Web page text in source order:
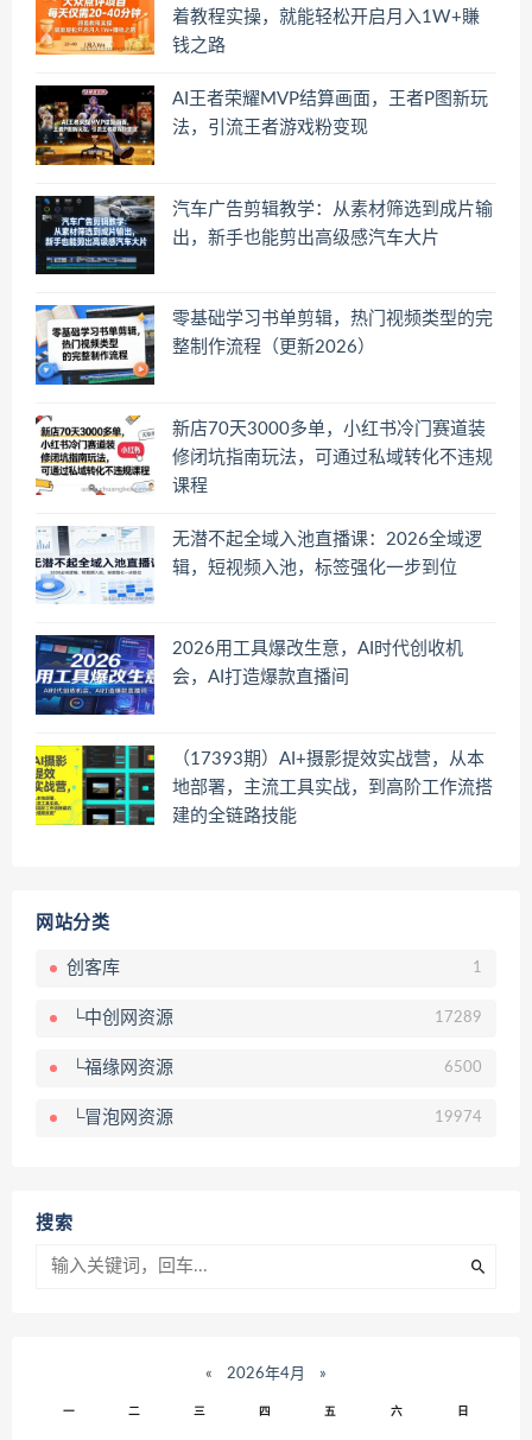
着教程实操，就能轻松开启月入1W+賺
钱之路
AI王者荣耀MVP结算画面，王者P图新玩
法，引流王者游戏粉变现
汽车广告剪辑教学：从素材筛选到成片输
出，新手也能剪出高级感汽车大片
零基础学习书单剪辑，热门视频类型的完
整制作流程（更新2026）
新店70天3000多单，小红书冷门赛道装
修闭坑指南玩法，可通过私域转化不违规
课程
无潜不起全域入池直播课：2026全域逻
辑，短视频入池，标签强化一步到位
2026用工具爆改生意，AI时代创收机
会，AI打造爆款直播间
（17393期）AI+摄影提效实战营，从本
地部署，主流工具实战，到高阶工作流搭
建的全链路技能
网站分类
创客库 1
└中创网资源 17289
└福缘网资源 6500
└冒泡网资源 19974
搜索
« 2026年4月 »
一 二 三 四 五 六 日